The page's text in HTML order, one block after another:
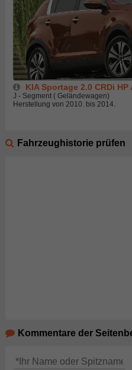
KIA Sportage 2.0 CRDi HP
J - Segment ( Geländewagen)
Herstellung von 2010. bis 2014.
Fahrzeughistorie prüfen
Kommentare der